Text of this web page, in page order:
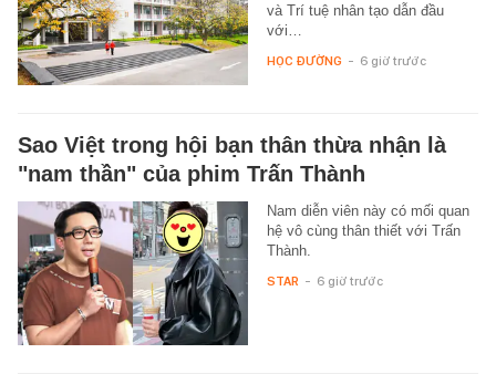
và Trí tuệ nhân tạo dẫn đầu
với…
HỌC ĐƯỜNG - 6 giờ trước
Sao Việt trong hội bạn thân thừa nhận là
"nam thần" của phim Trấn Thành
Nam diễn viên này có mối quan
hệ vô cùng thân thiết với Trấn
Thành.
STAR - 6 giờ trước